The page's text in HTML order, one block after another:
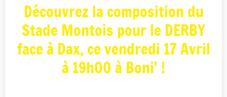
Découvrez la composition du
Stade Montois pour le DERBY
face à Dax, ce vendredi 17 Avril
à 19h00 à Boni' !